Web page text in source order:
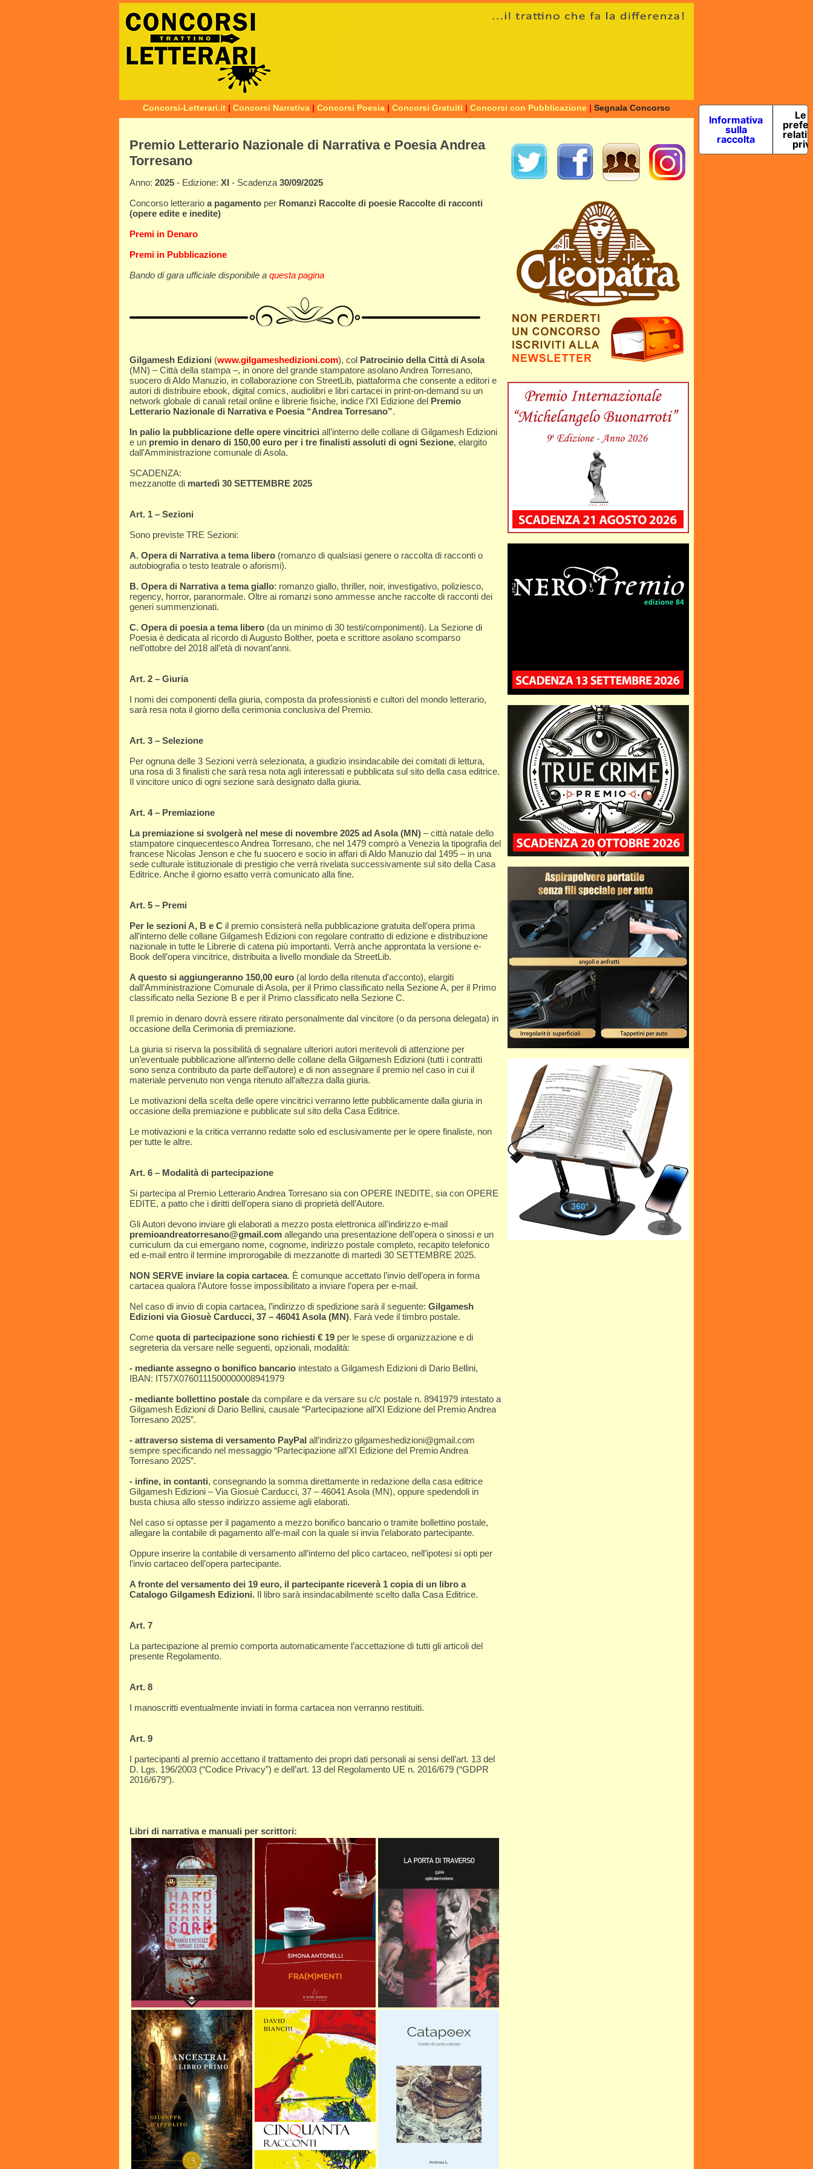
Concorsi-Letterari.it | Concorsi Narrativa | Concorsi Poesia | Concorsi Gratuiti | Concorsi con Pubblicazione | Segnala Concorso
Premio Letterario Nazionale di Narrativa e Poesia Andrea
Torresano
Anno: 2025 - Edizione: XI - Scadenza30/09/2025
Concorso letterario a pagamento per Romanzi Raccolte di poesie Raccolte di racconti
(opere edite e inedite)
Premi in Denaro
Premi in Pubblicazione
Bando di gara ufficiale disponibile a questa pagina
Gilgamesh Edizioni (www.gilgameshedizioni.com), col Patrocinio della Città di Asola
(MN) – Città della stampa –, in onore del grande stampatore asolano Andrea Torresano,
suocero di Aldo Manuzio, in collaborazione con StreetLib, piattaforma che consente a editori e
autori di distribuire ebook, digital comics, audiolibri e libri cartacei in print-on-demand su un
network globale di canali retail online e librerie fisiche, indice l’XI Edizione del Premio
Letterario Nazionale di Narrativa e Poesia “Andrea Torresano”.
In palio la pubblicazione delle opere vincitrici all’interno delle collane di Gilgamesh Edizioni
e un premio in denaro di 150,00 euro per i tre finalisti assoluti di ogni Sezione, elargito
dall'Amministrazione comunale di Asola.
SCADENZA:
mezzanotte di martedì 30 SETTEMBRE 2025
Art. 1 – Sezioni
Sono previste TRE Sezioni:
A. Opera di Narrativa a tema libero (romanzo di qualsiasi genere o raccolta di racconti o
autobiografia o testo teatrale o aforismi).
B. Opera di Narrativa a tema giallo: romanzo giallo, thriller, noir, investigativo, poliziesco,
regency, horror, paranormale. Oltre ai romanzi sono ammesse anche raccolte di racconti dei
generi summenzionati.
C. Opera di poesia a tema libero (da un minimo di 30 testi/componimenti). La Sezione di
Poesia è dedicata al ricordo di Augusto Bolther, poeta e scrittore asolano scomparso
nell’ottobre del 2018 all’età di novant’anni.
Art. 2 – Giuria
I nomi dei componenti della giuria, composta da professionisti e cultori del mondo letterario,
sarà resa nota il giorno della cerimonia conclusiva del Premio.
Art. 3 – Selezione
Per ognuna delle 3 Sezioni verrà selezionata, a giudizio insindacabile dei comitati di lettura,
una rosa di 3 finalisti che sarà resa nota agli interessati e pubblicata sul sito della casa editrice.
Il vincitore unico di ogni sezione sarà designato dalla giuria.
Art. 4 – Premiazione
La premiazione si svolgerà nel mese di novembre 2025 ad Asola (MN) – città natale dello
stampatore cinquecentesco Andrea Torresano, che nel 1479 comprò a Venezia la tipografia del
francese Nicolas Jenson e che fu suocero e socio in affari di Aldo Manuzio dal 1495 – in una
sede culturale istituzionale di prestigio che verrà rivelata successivamente sul sito della Casa
Editrice. Anche il giorno esatto verrà comunicato alla fine.
Art. 5 – Premi
Per le sezioni A, B e C il premio consisterà nella pubblicazione gratuita dell’opera prima
all’interno delle collane Gilgamesh Edizioni con regolare contratto di edizione e distribuzione
nazionale in tutte le Librerie di catena più importanti. Verrà anche approntata la versione e-
Book dell’opera vincitrice, distribuita a livello mondiale da StreetLib.
A questo si aggiungeranno 150,00 euro (al lordo della ritenuta d'acconto), elargiti
dall’Amministrazione Comunale di Asola, per il Primo classificato nella Sezione A, per il Primo
classificato nella Sezione B e per il Primo classificato nella Sezione C.
Il premio in denaro dovrà essere ritirato personalmente dal vincitore (o da persona delegata) in
occasione della Cerimonia di premiazione.
La giuria si riserva la possibilità di segnalare ulteriori autori meritevoli di attenzione per
un’eventuale pubblicazione all’interno delle collane della Gilgamesh Edizioni (tutti i contratti
sono senza contributo da parte dell’autore) e di non assegnare il premio nel caso in cui il
materiale pervenuto non venga ritenuto all’altezza dalla giuria.
Le motivazioni della scelta delle opere vincitrici verranno lette pubblicamente dalla giuria in
occasione della premiazione e pubblicate sul sito della Casa Editrice.
Le motivazioni e la critica verranno redatte solo ed esclusivamente per le opere finaliste, non
per tutte le altre.
Art. 6 – Modalità di partecipazione
Si partecipa al Premio Letterario Andrea Torresano sia con OPERE INEDITE, sia con OPERE
EDITE, a patto che i diritti dell’opera siano di proprietà dell’Autore.
Gli Autori devono inviare gli elaborati a mezzo posta elettronica all’indirizzo e-mail
premioandreatorresano@gmail.com allegando una presentazione dell’opera o sinossi e un
curriculum da cui emergano nome, cognome, indirizzo postale completo, recapito telefonico
ed e-mail entro il termine improrogabile di mezzanotte di martedì 30 SETTEMBRE 2025.
NON SERVE inviare la copia cartacea. È comunque accettato l’invio dell’opera in forma
cartacea qualora l’Autore fosse impossibilitato a inviare l’opera per e-mail.
Nel caso di invio di copia cartacea, l’indirizzo di spedizione sarà il seguente: Gilgamesh
Edizioni via Giosuè Carducci, 37 – 46041 Asola (MN). Farà vede il timbro postale.
Come quota di partecipazione sono richiesti € 19 per le spese di organizzazione e di
segreteria da versare nelle seguenti, opzionali, modalità:
- mediante assegno o bonifico bancario intestato a Gilgamesh Edizioni di Dario Bellini,
IBAN: IT57X0760111500000008941979
- mediante bollettino postale da compilare e da versare su c/c postale n. 8941979 intestato a
Gilgamesh Edizioni di Dario Bellini, causale “Partecipazione all’XI Edizione del Premio Andrea
Torresano 2025”.
- attraverso sistema di versamento PayPal all’indirizzo gilgameshedizioni@gmail.com
sempre specificando nel messaggio “Partecipazione all’XI Edizione del Premio Andrea
Torresano 2025”.
- infine, in contanti, consegnando la somma direttamente in redazione della casa editrice
Gilgamesh Edizioni – Via Giosuè Carducci, 37 – 46041 Asola (MN), oppure spedendoli in
busta chiusa allo stesso indirizzo assieme agli elaborati.
Nel caso si optasse per il pagamento a mezzo bonifico bancario o tramite bollettino postale,
allegare la contabile di pagamento all’e-mail con la quale si invia l’elaborato partecipante.
Oppure inserire la contabile di versamento all’interno del plico cartaceo, nell’ipotesi si opti per
l’invio cartaceo dell’opera partecipante.
A fronte del versamento dei 19 euro, il partecipante riceverà 1 copia di un libro a
Catalogo Gilgamesh Edizioni. Il libro sarà insindacabilmente scelto dalla Casa Editrice.
Art. 7
La partecipazione al premio comporta automaticamente l’accettazione di tutti gli articoli del
presente Regolamento.
Art. 8
I manoscritti eventualmente inviati in forma cartacea non verranno restituiti.
Art. 9
I partecipanti al premio accettano il trattamento dei propri dati personali ai sensi dell’art. 13 del
D. Lgs. 196/2003 (“Codice Privacy”) e dell’art. 13 del Regolamento UE n. 2016/679 (“GDPR
2016/679”).
Libri di narrativa e manuali per scrittori:
Informativa
sulla
raccolta
Le